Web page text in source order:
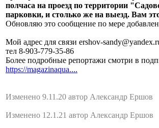
полчаса на проезд по территории
парковки, и столько же на выезд. Вам
Обновляю это сообщение по мере
Мой адрес для связи ershov-
тел 8-903-779-35-86
Более подробные репортажи смотри в
https://magazinaqua....
Изменено 9.11.20 автор Александр Ершов
Изменено 12.1.21 автор Александр Ершов